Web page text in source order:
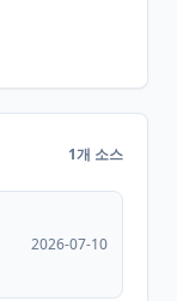
1개 소스
2026-07-10